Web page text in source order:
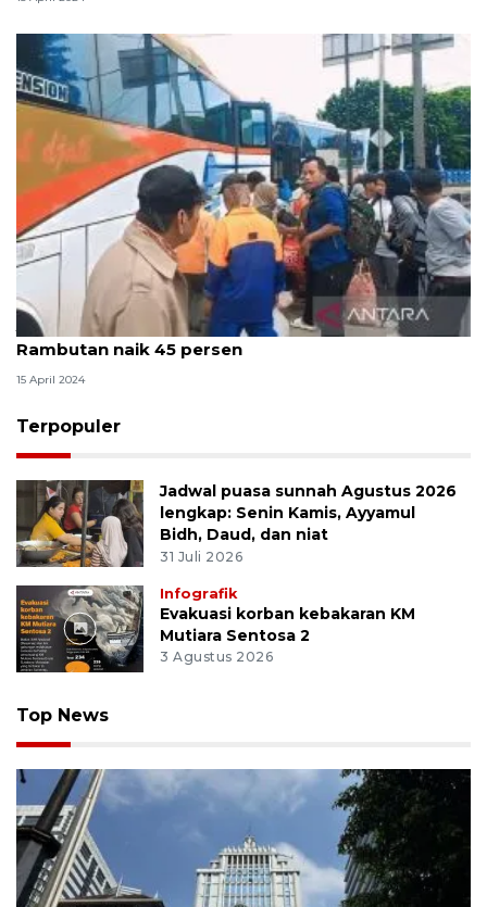
Jumlah penumpang tiba di Terminal Kampung
Rambutan naik 45 persen
15 April 2024
Terpopuler
Jadwal puasa sunnah Agustus 2026
lengkap: Senin Kamis, Ayyamul
Bidh, Daud, dan niat
31 Juli 2026
Infografik
Evakuasi korban kebakaran KM
Mutiara Sentosa 2
3 Agustus 2026
Top News